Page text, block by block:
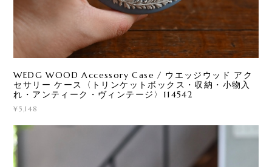
WEDG WOOD Accessory Case / ウエッジウッド アク
セサリー ケース〈トリンケットボックス・収納・小物入
れ・アンティーク・ヴィンテージ〉114542
¥5,148